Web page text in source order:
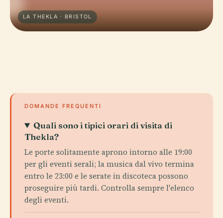
LA THEKLA · BRISTOL
DOMANDE FREQUENTI
Quali sono i tipici orari di visita di
Thekla?
Le porte solitamente aprono intorno alle 19:00
per gli eventi serali; la musica dal vivo termina
entro le 23:00 e le serate in discoteca possono
proseguire più tardi. Controlla sempre l'elenco
degli eventi.